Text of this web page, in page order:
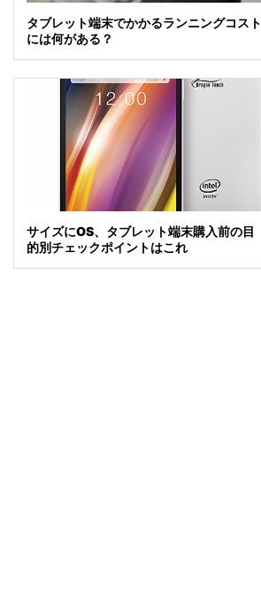
タブレット端末でかかるランニングコスト
には何がある？
サイズにOS、タブレット端末購入前の目
的別チェックポイントはこれ